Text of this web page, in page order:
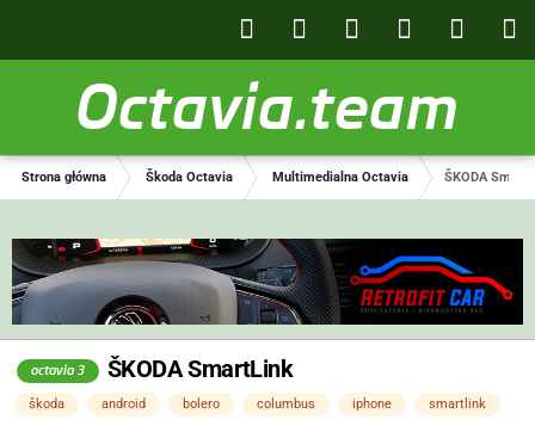
Octavia.team
Strona główna Škoda Octavia Multimedialna Octavia ŠKODA
octavia 3 ŠKODA SmartLink
škoda android bolero columbus iphone smartlink